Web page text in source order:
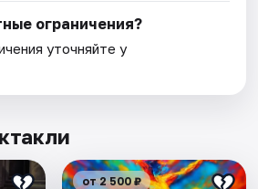
ограничения?
уточняйте у
от 2 500 ₽